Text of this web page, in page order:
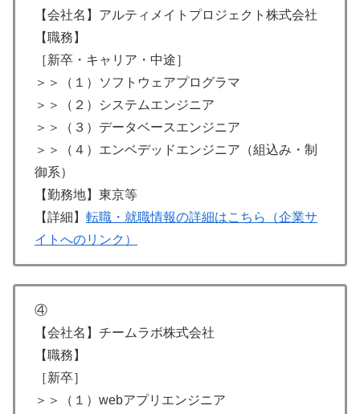
【会社名】アルティメイトプロジェクト株式会社
【職務】
［新卒・キャリア・中途］
＞＞（１）ソフトウェアプログラマ
＞＞（２）システムエンジニア
＞＞（３）データベースエンジニア
＞＞（４）エンベデッドエンジニア（組込み・制
御系）
【勤務地】東京等
【詳細】 転職・就職情報の詳細はこちら（企業サ
イトへのリンク）
④
【会社名】チームラボ株式会社
【職務】
［新卒］
＞＞（１）webアプリエンジニア